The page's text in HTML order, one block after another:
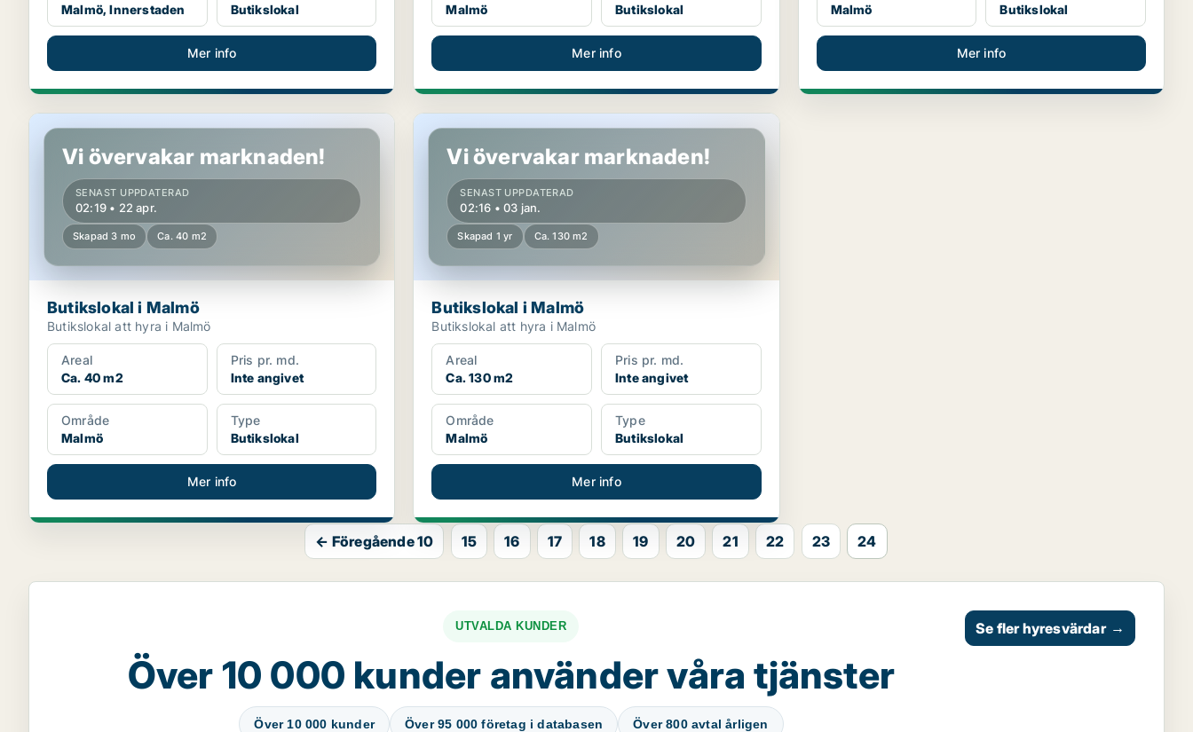
Malmö, Innerstaden
Butikslokal
Mer info
Malmö
Butikslokal
Mer info
Malmö
Butikslokal
Mer info
Butikslokal i Malmö
Vi övervakar marknaden!
SENAST UPPDATERAD
02:19 • 22 apr.
Skapad 3 mo Ca. 40 m2
Butikslokal i Malmö
Butikslokal att hyra i Malmö
Areal
Ca. 40 m2
Pris pr. md.
Inte angivet
Område
Malmö
Type
Butikslokal
Mer info
Butikslokal i Malmö
Vi övervakar marknaden!
SENAST UPPDATERAD
02:16 • 03 jan.
Skapad 1 yr Ca. 130 m2
Butikslokal i Malmö
Butikslokal att hyra i Malmö
Areal
Ca. 130 m2
Pris pr. md.
Inte angivet
Område
Malmö
Type
Butikslokal
Mer info
← Föregående 10 15 16 17 18 19 20 21 22 23 24
UTVALDA KUNDER
Över 10 000 kunder använder våra tjänster
Över 10 000 kunder Över 95 000 företag i databasen Över 800 avtal årligen
Se fler hyresvärdar →